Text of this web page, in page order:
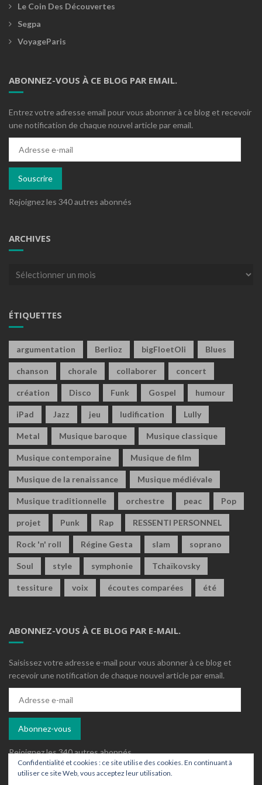
Le Coin Des Découvertes
Segpa
VoyageParis
ABONNEZ-VOUS À CE BLOG PAR EMAIL.
Entrez votre adresse email pour vous abonner à ce blog et recevoir
une notification de chaque nouvel article par email.
mail
Souscrire
Rejoignez les 340 autres abonnés
ARCHIVES
Archives
ÉTIQUETTES
argumentation Berlioz bigFloetOli Blues
chanson chorale collaborer concert
création Disco Funk Gospel humour
iPad Jazz jeu ludification Lully
Metal Musique baroque Musique classique
Musique contemporaine Musique de film
Musique de la renaissance Musique médiévale
Musique traditionnelle orchestre peac Pop
projet Punk Rap RESSENTI PERSONNEL
Rock 'n' roll Régine Gesta slam soprano
Soul style symphonie Tchaïkovsky
tessiture voix écoutes comparées été
ABONNEZ-VOUS À CE BLOG PAR E-MAIL.
Saisissez votre adresse e-mail pour vous abonner à ce blog et
recevoir une notification de chaque nouvel article par email.
mail
Abonnez-vous
Rejoignez les 340 autres abonnés
Confidentialité et cookies : ce site utilise des cookies. En continuant à
utiliser ce site Web, vous acceptez leur utilisation.